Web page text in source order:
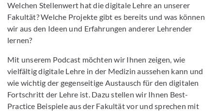
Welchen Stellenwert hat die digitale Lehre an unserer
Fakultät? Welche Projekte gibt es bereits und was können
wir aus den Ideen und Erfahrungen anderer Lehrender
lernen?
Mit unserem Podcast möchten wir Ihnen zeigen, wie
vielfältig digitale Lehre in der Medizin aussehen kann und
wie wichtig der gegenseitige Austausch für den digitalen
Fortschritt der Lehre ist. Dazu stellen wir Ihnen Best-
Practice Beispiele aus der Fakultät vor und sprechen mit